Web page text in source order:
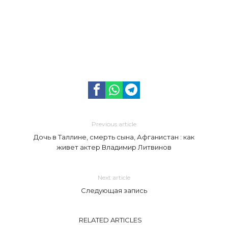
Previous article
Дочь в Таллине, смерть сына, Афганистан : как
живет актер Владимир Литвинов
Next article
Следующая запись
RELATED ARTICLES